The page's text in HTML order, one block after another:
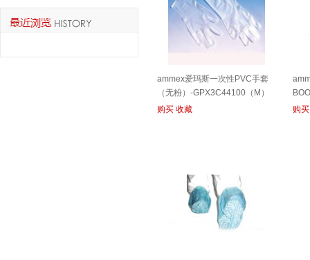
ammex爱玛斯一次性PVC手套
（无粉）-GPX3C44100（M）
购买 收藏
购买